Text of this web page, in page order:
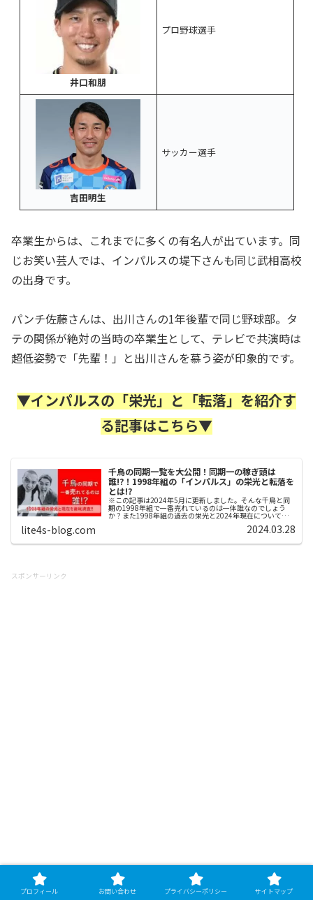
井口和朋
プロ野球選手
吉田明生
サッカー選手
卒業生からは、これまでに多くの有名人が出ています。同
じお笑い芸人では、インパルスの堤下さんも同じ武相高校
の出身です。
パンチ佐藤さんは、出川さんの1年後輩で同じ野球部。タ
テの関係が絶対の当時の卒業生として、テレビで共演時は
超低姿勢で「先輩！」と出川さんを慕う姿が印象的です。
▼インパルスの「栄光」と「転落」を紹介す
る記事はこちら▼
千鳥の同期一覧を大公開！同期一の稼ぎ頭は
誰!?！1998年組の「インパルス」の栄光と転落を
とは!?
※この記事は2024年5月に更新しました。そんな千鳥と同
期の1998年組で一番売れているのは一体誰なのでしょう
か？また1998年組の過去の栄光と2024年現在についても
徹底調査した結果をお届けします。千鳥の芸歴スタート年
lite4s-blog.com 2024.03.28
スポンサーリンク
プロフィール お問い合わせ プライバシーポリシー サイトマップ